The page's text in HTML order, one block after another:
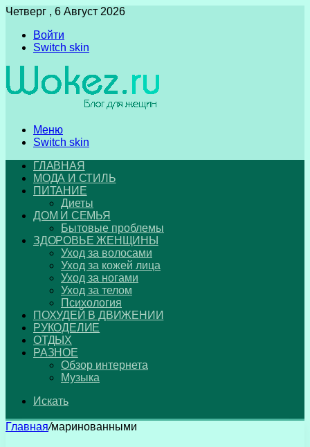
Четверг , 6 Август 2026
Войти
Switch skin
Меню
Switch skin
ГЛАВНАЯ
МОДА И СТИЛЬ
ПИТАНИЕ
Диеты
ДОМ И СЕМЬЯ
Бытовые проблемы
ЗДОРОВЬЕ ЖЕНЩИНЫ
Уход за волосами
Уход за кожей лица
Уход за ногами
Уход за телом
Психология
ПОХУДЕЙ В ДВИЖЕНИИ
РУКОДЕЛИЕ
ОТДЫХ
РАЗНОЕ
Обзор интернета
Музыка
Искать
Главная/маринованными